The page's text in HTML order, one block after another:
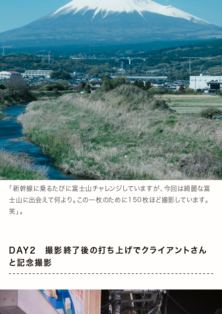
「新幹線に乗るたびに富士山チャレンジしていますが、今回は綺麗な富
士山に出会えて何より。この一枚のために150枚ほど撮影しています。
笑」。
DAY2 撮影終了後の打ち上げでクライアントさん
と記念撮影